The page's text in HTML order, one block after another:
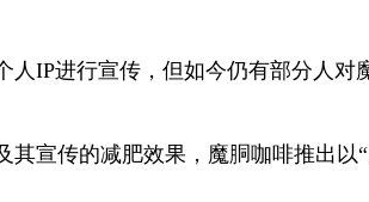
进行宣传，但如今仍有部分人对
传的减肥效果，魔胴咖啡推出以“